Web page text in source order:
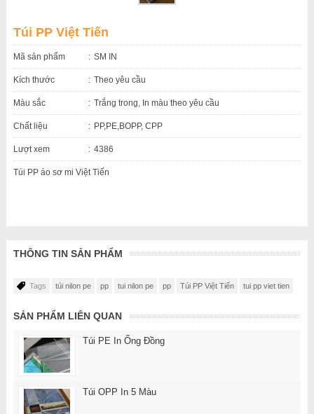
Túi PP Việt Tiến
Mã sản phẩm SM IN
Kích thước Theo yêu cầu
Màu sắc Trắng trong, In màu theo yêu cầu
Chất liệu PP,PE,BOPP, CPP
Lượt xem 4386
Túi PP áo sơ mi Việt Tiến
THÔNG TIN SẢN PHẨM
Tags túi nilon pe pp tui nilon pe pp Túi PP Việt Tiến tui pp viet tien
SẢN PHẨM LIÊN QUAN
Túi PE In Ống Đồng
Túi OPP In 5 Màu